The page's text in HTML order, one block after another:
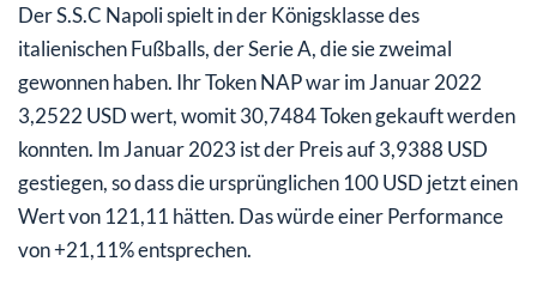
Der S.S.C Napoli spielt in der Königsklasse des
italienischen Fußballs, der Serie A, die sie zweimal
gewonnen haben. Ihr Token NAP war im Januar 2022
3,2522 USD wert, womit 30,7484 Token gekauft werden
konnten. Im Januar 2023 ist der Preis auf 3,9388 USD
gestiegen, so dass die ursprünglichen 100 USD jetzt einen
Wert von 121,11 hätten. Das würde einer Performance
von +21,11% entsprechen.